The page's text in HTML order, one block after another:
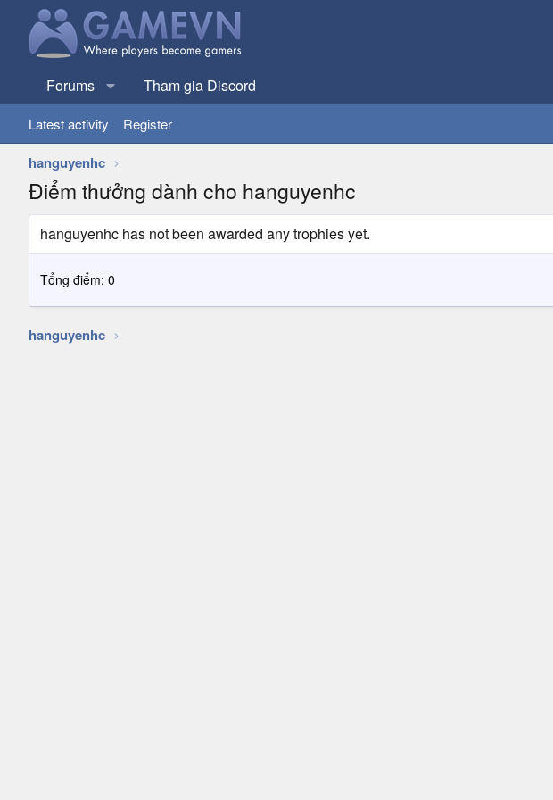
Forums Tham gia Discord
Latest activity Register
hanguyenhc
Điểm thưởng dành cho hanguyenhc
hanguyenhc has not been awarded any trophies yet.
Tổng điểm: 0
hanguyenhc